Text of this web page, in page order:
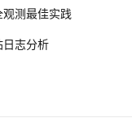
错误消
测最佳实践
志分析